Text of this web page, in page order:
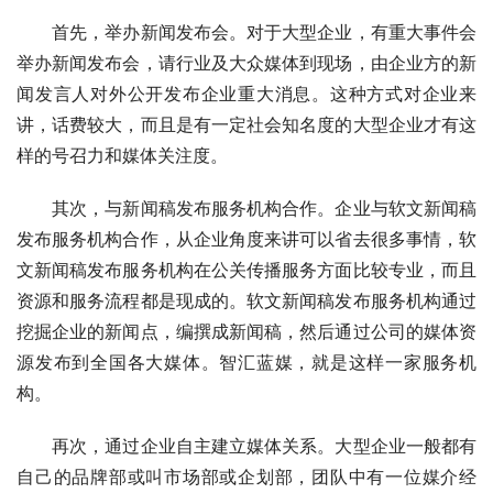
首先，举办新闻发布会。对于大型企业，有重大事件会
举办新闻发布会，请行业及大众媒体到现场，由企业方的新
闻发言人对外公开发布企业重大消息。这种方式对企业来
讲，话费较大，而且是有一定社会知名度的大型企业才有这
样的号召力和媒体关注度。
其次，与新闻稿发布服务机构合作。企业与软文新闻稿
发布服务机构合作，从企业角度来讲可以省去很多事情，软
文新闻稿发布服务机构在公关传播服务方面比较专业，而且
资源和服务流程都是现成的。软文新闻稿发布服务机构通过
挖掘企业的新闻点，编撰成新闻稿，然后通过公司的媒体资
源发布到全国各大媒体。智汇蓝媒，就是这样一家服务机
构。
再次，通过企业自主建立媒体关系。大型企业一般都有
自己的品牌部或叫市场部或企划部，团队中有一位媒介经